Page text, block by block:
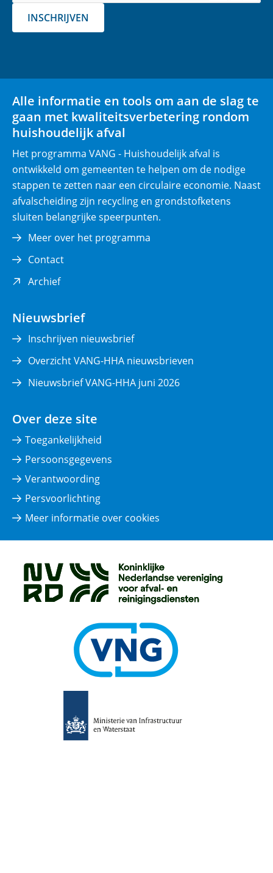
v
c
h
t
)
INSCHRIJVEN
Alle informatie en tools om aan de slag te
gaan met kwaliteitsverbetering rondom
huishoudelijk afval
Het programma VANG - Huishoudelijk afval is
ontwikkeld om gemeenten te helpen om de nodige
stappen te zetten naar een circulaire economie. Naast
afvalscheiding zijn recycling en grondstofketens
sluiten belangrijke speerpunten.
Meer over het programma
Contact
Archief(opent
nieuw
Nieuwsbrief
Inschrijven nieuwsbrief
Overzicht VANG-HHA nieuwsbrieven
Nieuwsbrief VANG-HHA juni 2026
Over deze site
Toegankelijkheid
Persoonsgegevens
Verantwoording
Persvoorlichting
Meer informatie over cookies